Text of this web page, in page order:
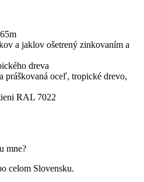
a jaklov ošetrený zinkovaním a
dreva
práškovaná oceľ, tropické drevo,
RAL 7022
mne?
celom Slovensku.